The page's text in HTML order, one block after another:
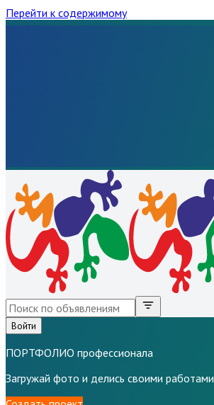
Перейти к содержимому
Войти
ПОРТФОЛИО профессионала
Загружай фото и делись своими работами